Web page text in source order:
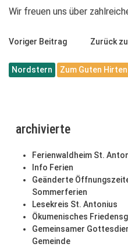
Wir freuen uns über
Voriger Beitrag Zurück
Nordstern Zum Guten Hirten
archivierte
Ferienwaldheim St.
Info Ferien
Geänderte
Sommerferien
Lesekreis St. Antonius
Ökumenisches
Gemeinsamer
Gemeinde